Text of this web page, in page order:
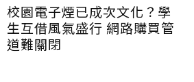
校園電子煙已成次文化？學
生互借風氣盛行 網路購買管
道難關閉